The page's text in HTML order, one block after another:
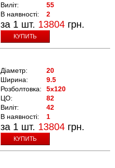
Виліт:
55
В наявності:
2
за 1 шт. 13804 грн.
КУПИТЬ
Діаметр:
20
Ширина:
9.5
Розболтовка:
5x120
ЦО:
82
Виліт:
42
В наявності:
1
за 1 шт. 13804 грн.
КУПИТЬ